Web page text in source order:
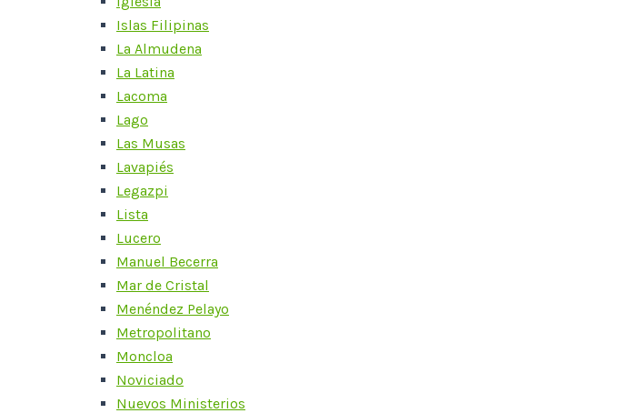
Islas Filipinas
La Almudena
La Latina
Lacoma
Lago
Las Musas
Lavapiés
Legazpi
Lista
Lucero
Manuel Becerra
Mar de Cristal
Menéndez Pelayo
Metropolitano
Moncloa
Noviciado
Nuevos Ministerios